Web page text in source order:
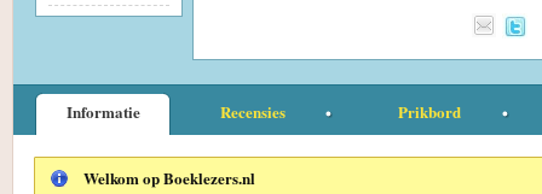
Informatie Recensies Prikbord
Welkom op Boeklezers.nl